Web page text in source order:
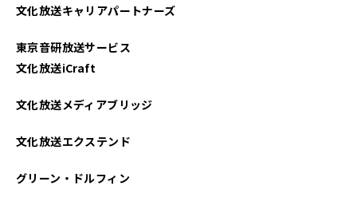
文化放送キャリアパートナーズ
東京音研放送サービス
文化放送iCraft
文化放送メディアブリッジ
文化放送エクステンド
グリーン・ドルフィン